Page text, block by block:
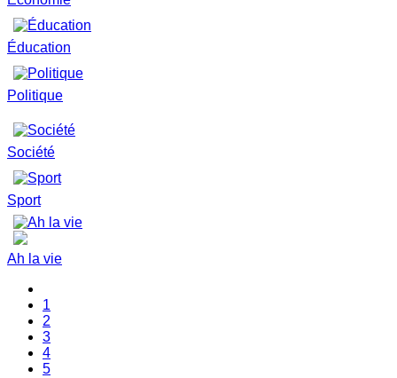
Éducation
Politique
Société
Sport
Ah la vie
1
2
3
4
5